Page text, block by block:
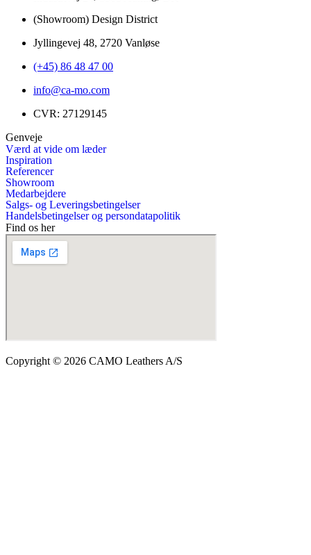
(Showroom) Design District
Jyllingevej 48, 2720 Vanløse
(+45) 86 48 47 00
info@ca-mo.com
CVR: 27129145
Genveje
Værd at vide om læder
Inspiration
Referencer
Showroom
Medarbejdere
Salgs- og Leveringsbetingelser
Handelsbetingelser og persondatapolitik
Find os her
Copyright © 2026 CAMO Leathers A/S